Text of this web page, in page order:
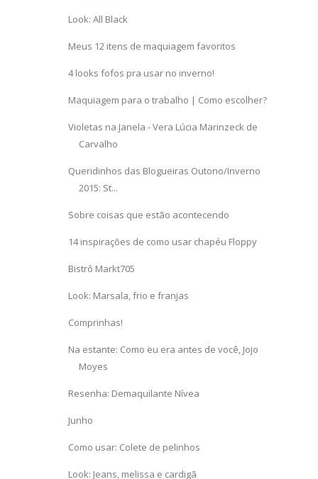
Look: All Black
Meus 12 itens de maquiagem favoritos
4 looks fofos pra usar no inverno!
Maquiagem para o trabalho | Como escolher?
Violetas na Janela - Vera Lúcia Marinzeck de
Carvalho
Queridinhos das Blogueiras Outono/Inverno
2015: St...
Sobre coisas que estão acontecendo
14 inspirações de como usar chapéu Floppy
Bistrô Markt705
Look: Marsala, frio e franjas
Comprinhas!
Na estante: Como eu era antes de você, Jojo
Moyes
Resenha: Demaquilante Nívea
Junho
Como usar: Colete de pelinhos
Look: Jeans, melissa e cardigã